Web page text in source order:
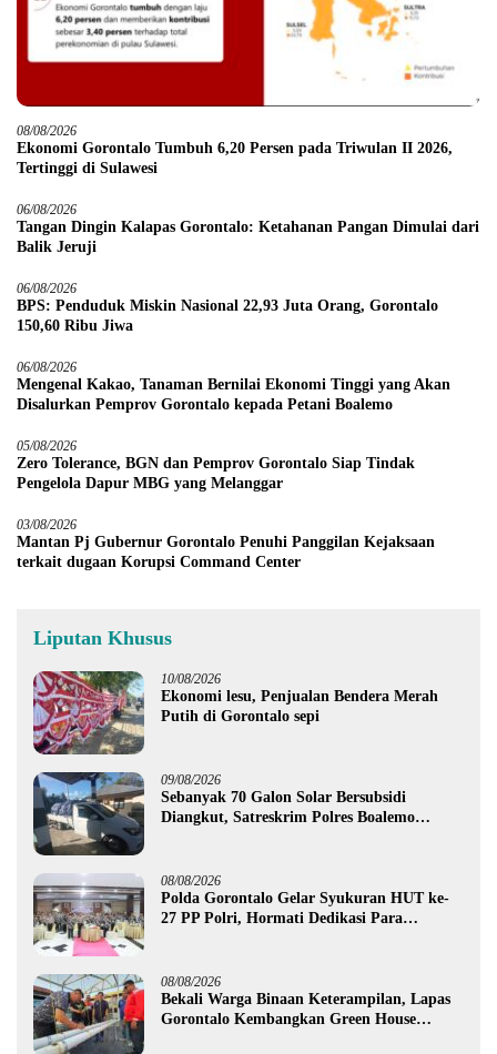
08/08/2026
Ekonomi Gorontalo Tumbuh 6,20 Persen pada Triwulan II 2026,
Tertinggi di Sulawesi
06/08/2026
Tangan Dingin Kalapas Gorontalo: Ketahanan Pangan Dimulai dari
Balik Jeruji
06/08/2026
BPS: Penduduk Miskin Nasional 22,93 Juta Orang, Gorontalo
150,60 Ribu Jiwa
06/08/2026
Mengenal Kakao, Tanaman Bernilai Ekonomi Tinggi yang Akan
Disalurkan Pemprov Gorontalo kepada Petani Boalemo
05/08/2026
Zero Tolerance, BGN dan Pemprov Gorontalo Siap Tindak
Pengelola Dapur MBG yang Melanggar
03/08/2026
Mantan Pj Gubernur Gorontalo Penuhi Panggilan Kejaksaan
terkait dugaan Korupsi Command Center
Liputan Khusus
10/08/2026
Ekonomi lesu, Penjualan Bendera Merah
Putih di Gorontalo sepi
09/08/2026
Sebanyak 70 Galon Solar Bersubsidi
Diangkut, Satreskrim Polres Boalemo
08/08/2026
Polda Gorontalo Gelar Syukuran HUT ke-
27 PP Polri, Hormati Dedikasi Para
08/08/2026
Bekali Warga Binaan Keterampilan, Lapas
Gorontalo Kembangkan Green House